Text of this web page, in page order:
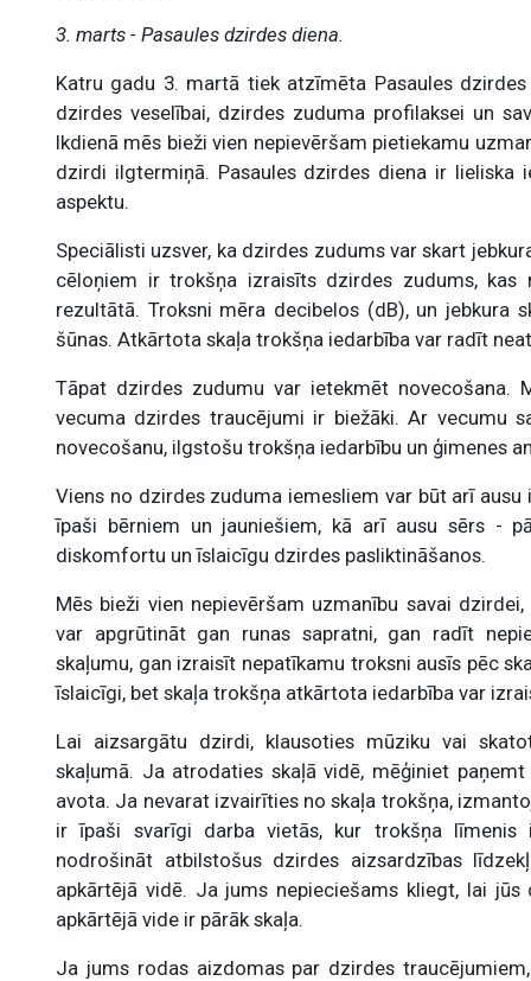
3. marts - Pasaules dzirdes diena.
Katru gadu 3. martā tiek atzīmēta Pasaules
dzirdes veselībai, dzirdes zuduma profilaksei un
Ikdienā mēs bieži vien nepievēršam pietiekamu
dzirdi ilgtermiņā. Pasaules dzirdes diena ir lieliska
aspektu.
Speciālisti uzsver, ka dzirdes zudums var skart
cēloņiem ir trokšņa izraisīts dzirdes zudums, kas
rezultātā. Troksni mēra decibelos (dB), un jebkura
šūnas. Atkārtota skaļa trokšņa iedarbība var radīt
Tāpat dzirdes zudumu var ietekmēt novecošana.
vecuma dzirdes traucējumi ir biežāki. Ar vecumu
novecošanu, ilgstošu trokšņa iedarbību un ģimenes
Viens no dzirdes zuduma iemesliem var būt arī
īpaši bērniem un jauniešiem, kā arī ausu sērs -
diskomfortu un īslaicīgu dzirdes pasliktināšanos.
Mēs bieži vien nepievēršam uzmanību savai
var apgrūtināt gan runas sapratni, gan radīt
skaļumu, gan izraisīt nepatīkamu troksni ausīs pēc
īslaicīgi, bet skaļa trokšņa atkārtota iedarbība var
Lai aizsargātu dzirdi, klausoties mūziku vai
skaļumā. Ja atrodaties skaļā vidē, mēģiniet
avota. Ja nevarat izvairīties no skaļa trokšņa,
ir īpaši svarīgi darba vietās, kur trokšņa līmenis
nodrošināt atbilstošus dzirdes aizsardzības
apkārtējā vidē. Ja jums nepieciešams kliegt, lai
apkārtējā vide ir pārāk skaļa.
Ja jums rodas aizdomas par dzirdes